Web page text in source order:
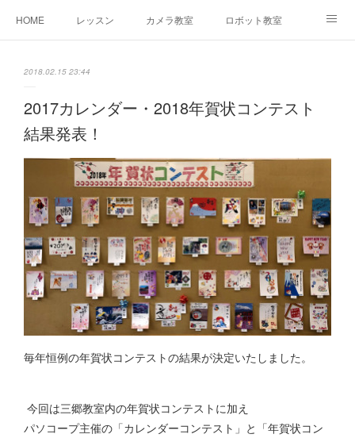
HOME レッスン カメラ教室 ロボット教室
2018.02.15 23:44
2017カレンダー・2018年賀状コンテスト
結果発表！
毎年恒例の年賀状コンテストの結果が決定いたしました。
今回は三郷教室内の年賀状コンテストに加え
パソコープ主催の「カレンダーコンテスト」と「年賀状コン